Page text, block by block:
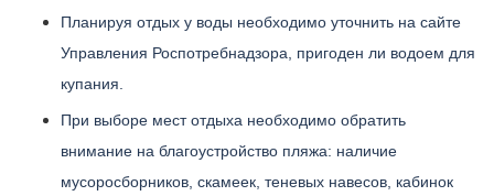
Планируя отдых у воды необходимо уточнить на сайте
Управления Роспотребнадзора, пригоден ли водоем для
купания.
При выборе мест отдыха необходимо обратить
внимание на благоустройство пляжа: наличие
мусоросборников, скамеек, теневых навесов, кабинок